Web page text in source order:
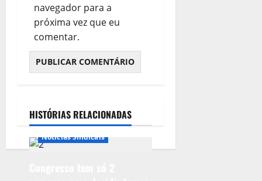
navegador para a
próxima vez que eu
comentar.
HISTÓRIAS RELACIONADAS
Notícias do Parlamento
Notícias Sindicais